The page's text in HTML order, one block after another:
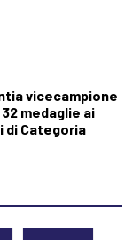
vicecampione
medaglie ai
di Categoria